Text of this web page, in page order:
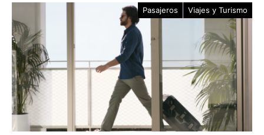
Pasajeros Viajes y Turismo